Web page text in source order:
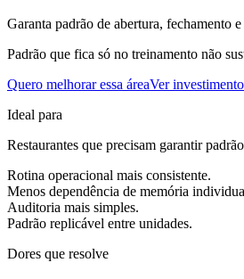
Garanta padrão de abertura, fechamento
Padrão que fica só no treinamento não
Quero melhorar essa áreaVer
Ideal para
Restaurantes que precisam garantir
Rotina operacional mais consistente.
Menos dependência de memória
Auditoria mais simples.
Padrão replicável entre unidades.
Dores que resolve